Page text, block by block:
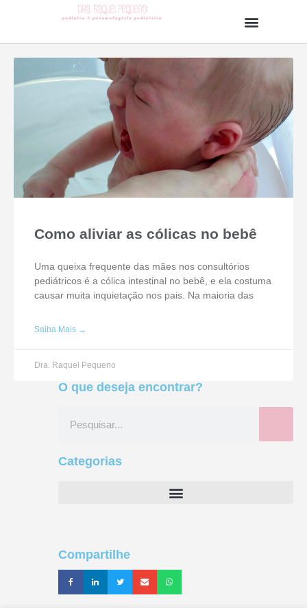
Como aliviar as cólicas no bebê
Uma queixa frequente das mães nos consultórios
pediátricos é a cólica intestinal no bebê, e ela costuma
causar muita inquietação nos pais. Na maioria das
Saiba Mais →
Dra. Raquel Pequeno
O que deseja encontrar?
Categorias
Compartilhe